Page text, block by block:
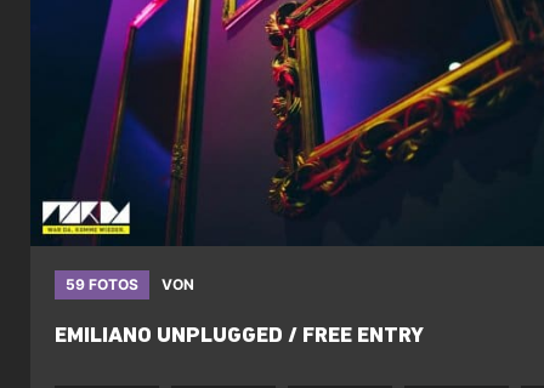
59 FOTOS VON
EMILIANO UNPLUGGED / FREE ENTRY